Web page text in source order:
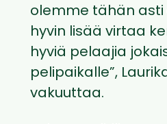
olemme tähän
hyvin lisää virtaa
hyviä pelaajia
pelipaikalle”,
vakuuttaa.